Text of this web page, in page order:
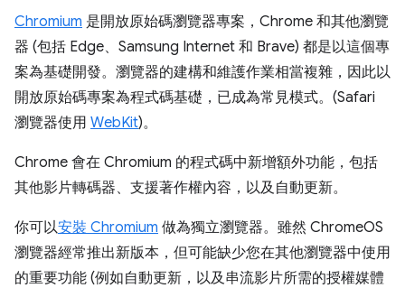
Chromium 是開放原始碼瀏覽器專案，Chrome 和其他瀏覽
器 (包括 Edge、Samsung Internet 和 Brave) 都是以這個專
案為基礎開發。瀏覽器的建構和維護作業相當複雜，因此以
開放原始碼專案為程式碼基礎，已成為常見模式。(Safari
瀏覽器使用 WebKit)。
Chrome 會在 Chromium 的程式碼中新增額外功能，包括
其他影片轉碼器、支援著作權內容，以及自動更新。
你可以安裝 Chromium 做為獨立瀏覽器。雖然 ChromeOS
瀏覽器經常推出新版本，但可能缺少您在其他瀏覽器中使用
的重要功能 (例如自動更新，以及串流影片所需的授權媒體